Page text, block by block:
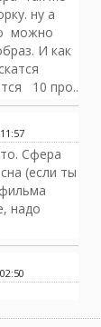
ну а
можно
И как
10 про..
11:57
Сфера
(если ты
надо
02:50